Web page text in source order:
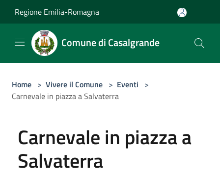
Regione Emilia-Romagna
Comune di Casalgrande
Home > Vivere il Comune > Eventi >
Carnevale in piazza a Salvaterra
Carnevale in piazza a
Salvaterra